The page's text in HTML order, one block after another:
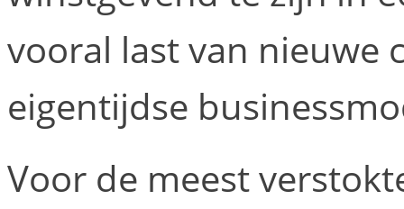
vooral last van nieuwe
eigentijdse
Voor de meest